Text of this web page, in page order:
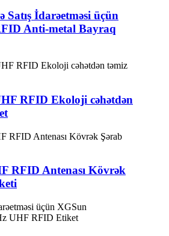
Satış İdarəetməsi üçün
Anti-metal Bayraq
RFID Ekoloji cəhətdən
RFID Antenası Kövrək